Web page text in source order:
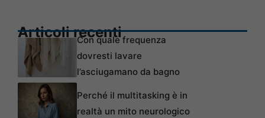
Articoli recentiCon quale frequenza
dovresti lavare
l’asciugamano da bagno
Perché il multitasking è in
realtà un mito neurologico